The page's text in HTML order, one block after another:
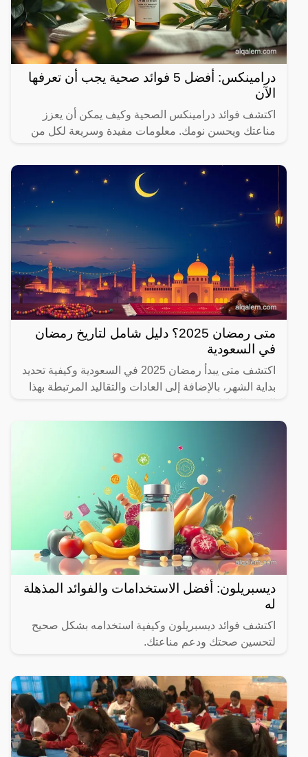
درامينكس: أفضل 5 فوائد صحية يجب أن تعرفها
الآن
اكتشف فوائد درامينكس الصحية وكيف يمكن أن يعزز
مناعتك ويحسن نومك. معلومات مفيدة وسريعة لكل من
متى رمضان 2025؟ دليل شامل لتاريخ رمضان
في السعودية
اكتشف متى يبدأ رمضان 2025 في السعودية وكيفية تحديد
بداية الشهر، بالإضافة إلى العادات والتقاليد المرتبطة بهذا
ديسبريلون: أفضل الاستخدامات والفوائد المذهلة
له
اكتشف فوائد ديسبريلون وكيفية استخدامه بشكل صحيح
لتحسين صحتك ودعم مناعتك.